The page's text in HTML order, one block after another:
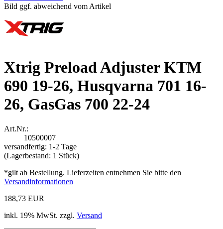
Bild ggf. abweichend vom Artikel
Xtrig Preload Adjuster KTM
690 19-26, Husqvarna 701 16-
26, GasGas 700 22-24
Art.Nr.:
10500007
versandfertig: 1-2 Tage
(Lagerbestand: 1 Stück)
*gilt ab Bestellung. Lieferzeiten entnehmen Sie bitte den
Versandinformationen
188,73 EUR
inkl. 19% MwSt. zzgl. Versand